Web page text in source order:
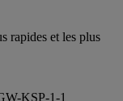
rapides et les plus